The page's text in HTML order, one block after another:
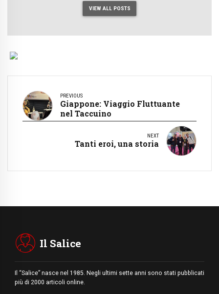
VIEW ALL POSTS
PREVIOUS
Giappone: Viaggio Fluttuante
nel Taccuino
NEXT
Tanti eroi, una storia
Il Salice
Il “Salice” nasce nel 1985. Negli ultimi sette anni sono stati pubblicati
più di 2000 articoli online.